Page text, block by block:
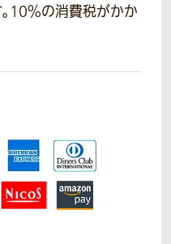
10％の消費税がかか